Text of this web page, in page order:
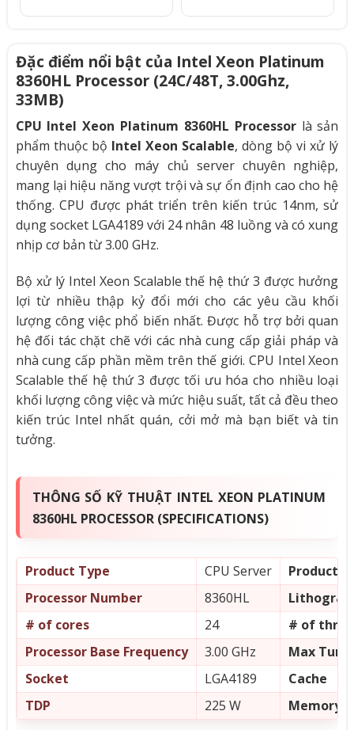
Đặc điểm nổi bật của Intel Xeon Platinum
8360HL Processor (24C/48T, 3.00Ghz,
33MB)
CPU Intel Xeon Platinum 8360HL Processorlà sản
phẩm thuộc bộ Intel Xeon Scalable, dòng bộ vi xử lý
chuyên dụng cho máy chủ server chuyên nghiệp,
mang lại hiệu năng vượt trội và sự ổn định cao cho hệ
thống. CPU được phát triển trên kiến trúc 14nm, sử
dụng socket LGA4189 với 24 nhân 48 luồng và có xung
nhịp cơ bản từ 3.00 GHz.
Bộ xử lý Intel Xeon Scalable thế hệ thứ 3 được hưởng
lợi từ nhiều thập kỷ đổi mới cho các yêu cầu khối
lượng công việc phổ biến nhất. Được hỗ trợ bởi quan
hệ đối tác chặt chẽ với các nhà cung cấp giải pháp và
nhà cung cấp phần mềm trên thế giới. CPU Intel Xeon
Scalable thế hệ thứ 3 được tối ưu hóa cho nhiều loại
khối lượng công việc và mức hiệu suất, tất cả đều theo
kiến ​​trúc Intel nhất quán, cởi mở mà bạn biết và tin
tưởng.
THÔNG SỐ KỸ THUẬT INTEL XEON PLATINUM
8360HL PROCESSOR (SPECIFICATIONS)
Product Type CPU Server
Product
Processor Number
8360HL
# of cores
24
# of
Processor Base Frequency
3.00 GHz
Max
Socket
LGA4189
Cache
TDP
225 W Memory